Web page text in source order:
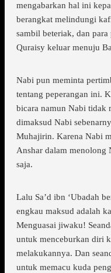
mengabarkan hal ini
berangkat melindungi
sambil beteriak, dan
Quraisy keluar menuju
Nabi pun meminta
tentang peperangan ini.
bicara namun Nabi tidak
dimaksud Nabi
Muhajirin. Karena Nabi
Anshar dalam menolong
saja.
Lalu Sa’d ibn ‘Ubadah
engkau maksud adalah
Menguasai jiwaku!
untuk menceburkan diri
melakukannya. Dan
untuk memacu kuda